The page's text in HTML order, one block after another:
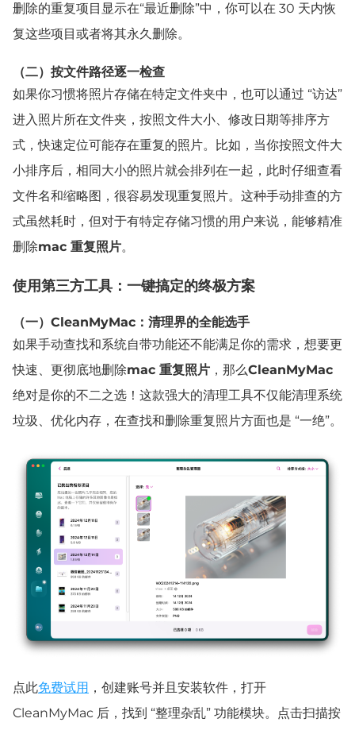
删除的重复项目显示在“最近删除”中，你可以在 30 天内恢
复这些项目或者将其永久删除。
（二）按文件路径逐一检查
如果你习惯将照片存储在特定文件夹中，也可以通过 “访达”
进入照片所在文件夹，按照文件大小、修改日期等排序方
式，快速定位可能存在重复的照片。比如，当你按照文件大
小排序后，相同大小的照片就会排列在一起，此时仔细查看
文件名和缩略图，很容易发现重复照片。这种手动排查的方
式虽然耗时，但对于有特定存储习惯的用户来说，能够精准
删除mac 重复照片。
使用第三方工具：一键搞定的终极方案
（一）CleanMyMac：清理界的全能选手
如果手动查找和系统自带功能还不能满足你的需求，想要更
快速、更彻底地删除mac 重复照片 ，那么CleanMyMac
绝对是你的不二之选！这款强大的清理工具不仅能清理系统
垃圾、优化内存，在查找和删除重复照片方面也是 “一绝”。
点此免费试用 ，创建账号并且 安装软件， 打开
CleanMyMac 后，找到 “整理杂乱” 功能模块。点击扫描按